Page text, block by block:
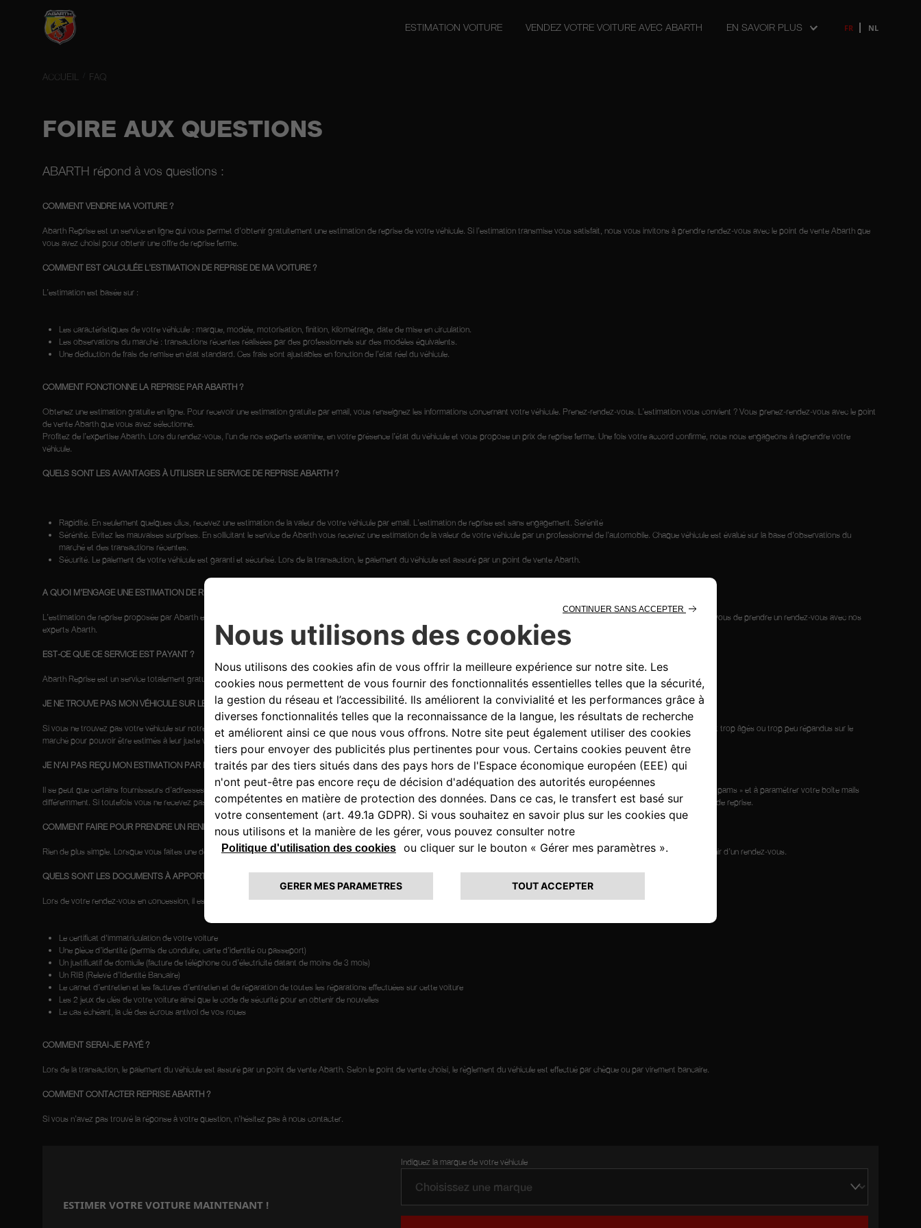
FR NL
ESTIMATION VOITURE VENDEZ VOTRE VOITURE AVEC ABARTH EN SAVOIR PLUS
ACCUEIL FAQ
FOIRE AUX QUESTIONS
ABARTH répond à vos questions :
COMMENT VENDRE MA VOITURE ?
Abarth Reprise est un service en ligne qui vous permet d’obtenir gratuitement une estimation de reprise de votre véhicule. Si l’estimation transmise vous satisfait, nous vous invitons à prendre rendez-vous avec le point de vente Abarth que
vous avez choisi pour obtenir une offre de reprise ferme.
COMMENT EST CALCULÉE L’ESTIMATION DE REPRISE DE MA VOITURE ?
L’estimation est basée sur :
Les caractéristiques de votre véhicule : marque, modèle, motorisation, finition, kilométrage, date de mise en circulation.
Les observations du marché : transactions récentes réalisées par des professionnels sur des modèles équivalents.
Une déduction de frais de remise en état standard. Ces frais sont ajustables en fonction de l’état réel du véhicule.
COMMENT FONCTIONNE LA REPRISE PAR ABARTH ?
Obtenez une estimation gratuite en ligne. Pour recevoir une estimation gratuite par email, vous renseignez les informations concernant votre véhicule. Prenez-rendez-vous. L’estimation vous convient ? Vous prenez-rendez-vous avec le point
de vente Abarth que vous avez sélectionné.
Profitez de l’expertise Abarth. Lors du rendez-vous, l’un de nos experts examine, en votre présence l’état du véhicule et vous propose un prix de reprise ferme. Une fois votre accord confirmé, nous nous engageons à reprendre votre
véhicule.
QUELS SONT LES AVANTAGES À UTILISER LE SERVICE DE REPRISE ABARTH ?
Rapidité. En seulement quelques clics, recevez une estimation de la valeur de votre véhicule par email. L’estimation de reprise est sans engagement. Sérénité
Sérénité. Evitez les mauvaises surprises. En sollicitant le service de Abarth vous recevez une estimation de la valeur de votre véhicule par un professionnel de l’automobile. Chaque véhicule est évalué sur la base d’observations du
marché et des transactions récentes.
Sécurité. Le paiement de votre véhicule est garanti et sécurisé. Lors de la transaction, le paiement du véhicule est assuré par un point de vente Abarth.
A QUOI M’ENGAGE UNE ESTIMATION DE REPRISE ?
L’estimation de reprise proposée par Abarth est sans engagement. Vous recevrez gratuitement notre proposition sous 24h les jours ouvrés. Estimation sans engagement de votre part. Libre à vous de prendre un rendez-vous avec nos
experts Abarth.
EST-CE QUE CE SERVICE EST PAYANT ?
Abarth Reprise est un service totalement gratuit pour vous.
JE NE TROUVE PAS MON VÉHICULE SUR LE SITE
Si vous ne trouvez pas votre véhicule sur notre site, n’hésitez pas à nous contacter pour que nous puissions vous donner une estimation de reprise personnalisée. A noter, certains véhicules sont trop âgés ou trop peu répandus sur le
marché pour pouvoir être estimés à leur juste valeur.
JE N’AI PAS REÇU MON ESTIMATION PAR EMAIL
Il se peut que certains fournisseurs d’adresses e-mail identifient à tort les emails de Abarth comme des spams. Dans ce cas, nous vous invitons à consulter votre dossier « Courrier indésirable / Spams » et à paramétrer votre boîte mails
différemment. Si toutefois vous ne recevez pas votre email d’estimation, n’hésitez pas à nous contacter en laissant vos coordonnées pour que nous puissions vous transmettre votre estimation de reprise.
COMMENT FAIRE POUR PRENDRE UN RENDEZ-VOUS ?
Rien de plus simple. Lorsque vous faites une demande d’estimation en ligne, vous choisissez votre point de vente Abarth. Soit ce dernier vous contacte, soit libre à vous de l’appeler pour convenir d’un rendez-vous.
QUELS SONT LES DOCUMENTS À APPORTER LORS DU RENDEZ-VOUS ?
Lors de votre rendez-vous en concession, il est souhaitable que vous veniez avec votre véhicule, muni des documents suivants :
Le certificat d'immatriculation de votre voiture
Une pièce d’identité (permis de conduire, carte d’identité ou passeport)
Un justificatif de domicile (facture de téléphone ou d’électricité datant de moins de 3 mois)
Un RIB (Relevé d’Identité Bancaire)
Le carnet d’entretien et les factures d’entretien et de réparation de toutes les réparations effectuées sur cette voiture
Les 2 jeux de clés de votre voiture ainsi que le code de sécurité pour en obtenir de nouvelles
Le cas échéant, la clé des écrous antivol de vos roues
COMMENT SERAI-JE PAYÉ ?
Lors de la transaction, le paiement du véhicule est assuré par un point de vente Abarth. Selon le point de vente choisi, le règlement du véhicule est effectué par chèque ou par virement bancaire.
COMMENT CONTACTER REPRISE ABARTH ?
Si vous n’avez pas trouvé la réponse à votre question, n’hésitez pas à nous contacter.
ESTIMER VOTRE VOITURE MAINTENANT !
Indiquez la marque de votre véhicule